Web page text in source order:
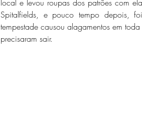
local e levou roupas dos patrões com
Spitalfields, e pouco tempo depois,
tempestade causou alagamentos em
precisaram sair.